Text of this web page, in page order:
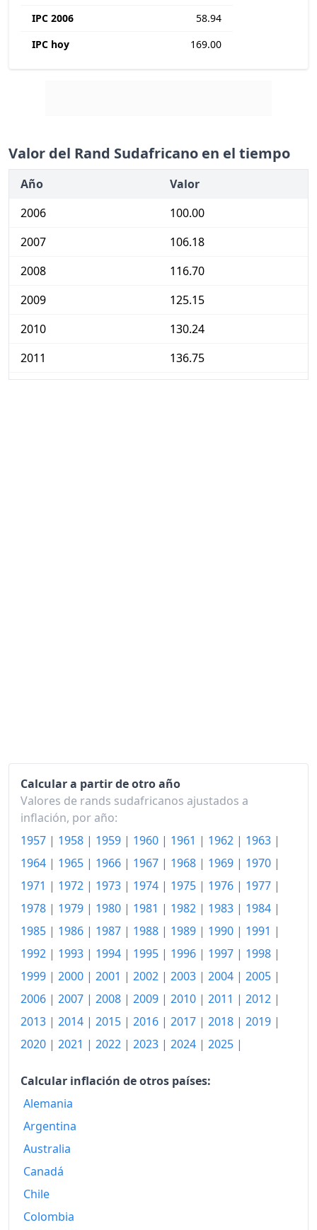
IPC 2006
58.94
IPC hoy
169.00
Valor del Rand Sudafricano en el tiempo
Año
Valor
2006
100.00
2007
106.18
2008
116.70
2009
125.15
2010
130.24
2011
136.75
2025
273.39
2026-05
284.35
Hoy
Calcular a partir de otro año
Valores de rands sudafricanos ajustados a
inflación, por año:
1957 | 1958 | 1959 | 1960 | 1961 | 1962 | 1963 |
1964 | 1965 | 1966 | 1967 | 1968 | 1969 | 1970 |
1971 | 1972 | 1973 | 1974 | 1975 | 1976 | 1977 |
1978 | 1979 | 1980 | 1981 | 1982 | 1983 | 1984 |
1985 | 1986 | 1987 | 1988 | 1989 | 1990 | 1991 |
1992 | 1993 | 1994 | 1995 | 1996 | 1997 | 1998 |
1999 | 2000 | 2001 | 2002 | 2003 | 2004 | 2005 |
2006 | 2007 | 2008 | 2009 | 2010 | 2011 | 2012 |
2013 | 2014 | 2015 | 2016 | 2017 | 2018 | 2019 |
2020 | 2021 | 2022 | 2023 | 2024 | 2025 |
Calcular inflación de otros países:
Alemania
Argentina
Australia
Canadá
Chile
Colombia